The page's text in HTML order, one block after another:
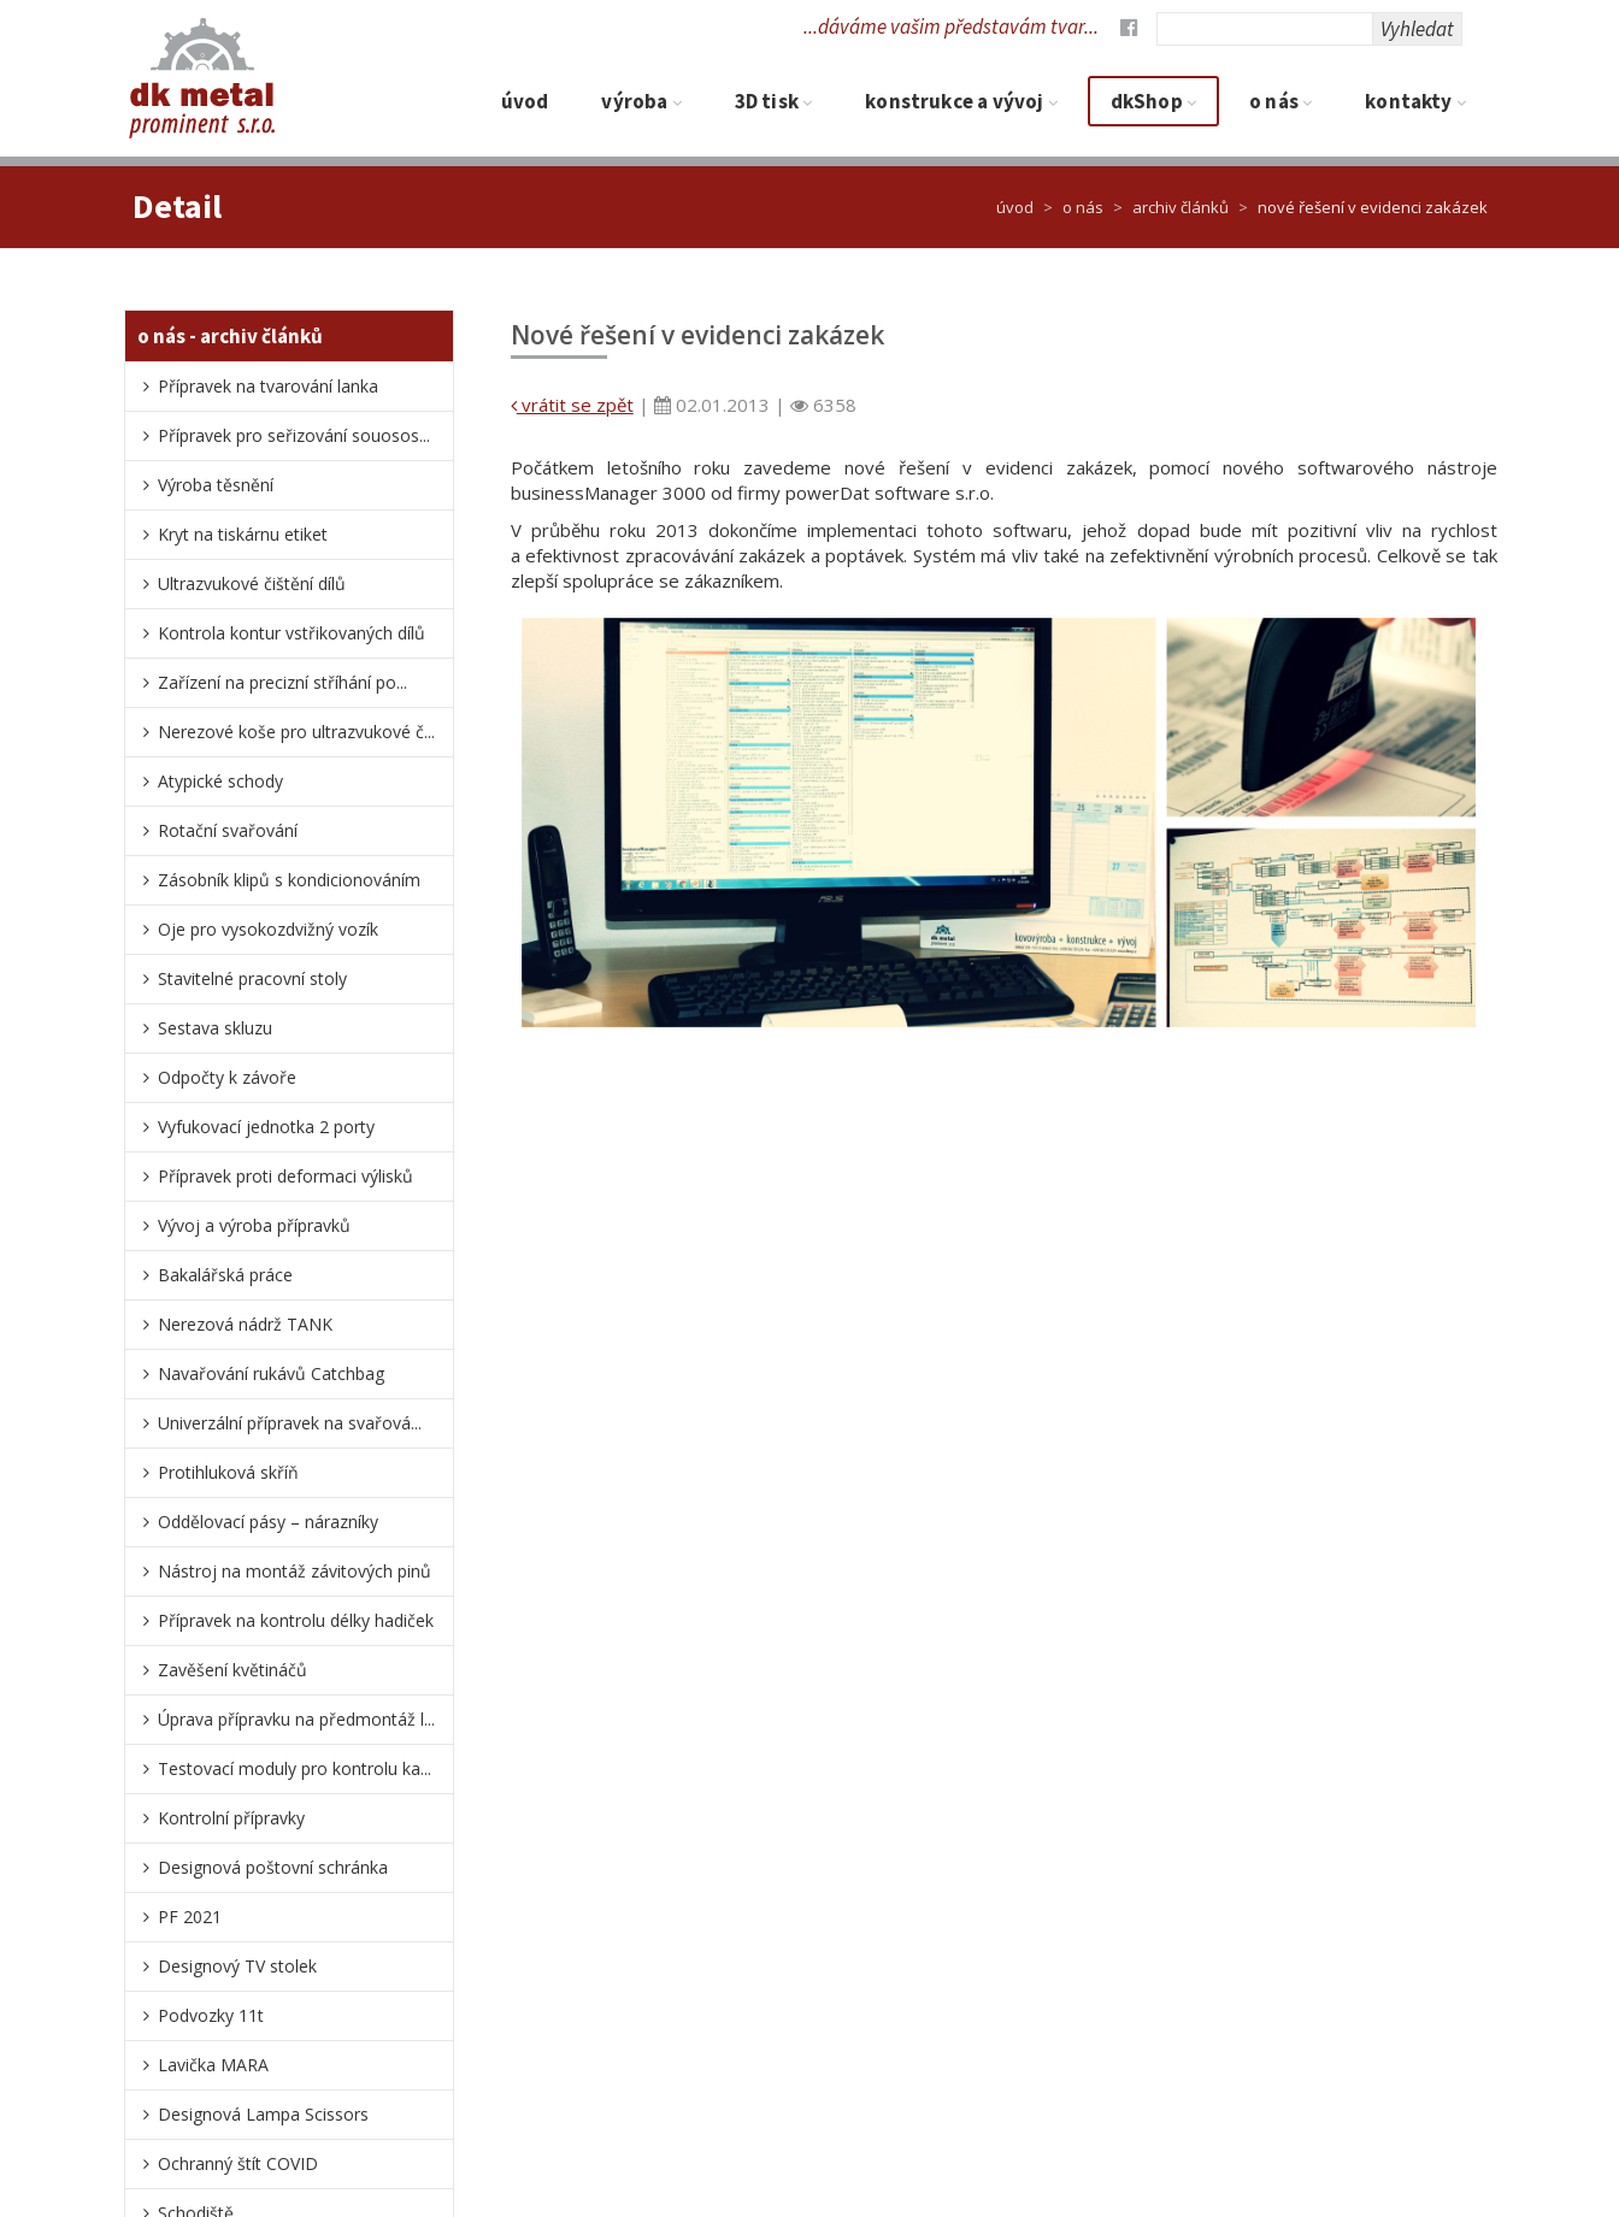
...dáváme vašim představám tvar... Vyhledat
Úvod Výroba 3D tisk Konstrukce a vývoj dkShop O nás Kontakty
Detail úvod o nás archiv článků nové řešení v evidenci zakázek
O nás - archiv článků
Přípravek na tvarování lanka
Přípravek pro seřizování souosos...
Výroba těsnění
Kryt na tiskárnu etiket
Ultrazvukové čištění dílů
Kontrola kontur vstřikovaných dílů
Zařízení na precizní stříhání po...
Nerezové koše pro ultrazvukové č...
Atypické schody
Rotační svařování
Zásobník klipů s kondicionováním
Oje pro vysokozdvižný vozík
Stavitelné pracovní stoly
Sestava skluzu
Odpočty k závoře
Vyfukovací jednotka 2 porty
Přípravek proti deformaci výlisků
Vývoj a výroba přípravků
Bakalářská práce
Nerezová nádrž TANK
Navařování rukávů Catchbag
Univerzální přípravek na svařová...
Protihluková skříň
Oddělovací pásy – nárazníky
Nástroj na montáž závitových pinů
Přípravek na kontrolu délky hadiček
Zavěšení květináčů
Úprava přípravku na předmontáž l...
Testovací moduly pro kontrolu ka...
Kontrolní přípravky
Designová poštovní schránka
PF 2021
Designový TV stolek
Podvozky 11t
Lavička MARA
Designová Lampa Scissors
Ochranný štít COVID
Nové řešení v evidenci zakázek
vrátit se zpět| 02.01.2013 | 6358
Počátkem letošního roku zavedeme nové řešení v evidenci zakázek, pomocí nového softwarového nástroje
businessManager 3000 od firmy powerDat software s.r.o.
V průběhu roku 2013 dokončíme implementaci tohoto softwaru, jehož dopad bude mít pozitivní vliv na rychlost
a efektivnost zpracovávání zakázek a poptávek. Systém má vliv také na zefektivnění výrobních procesů. Celkově se tak
zlepší spolupráce se zákazníkem.